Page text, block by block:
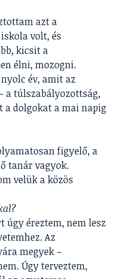
azt a
volt, és
kicsit a
élni, mozogni.
év, amit az
a túlszabályozottság,
dolgokat a mai napig
figyelő, a
tanár vagyok.
velük a közös
úgy éreztem, nem lesz
Az
megyek –
Úgy terveztem,